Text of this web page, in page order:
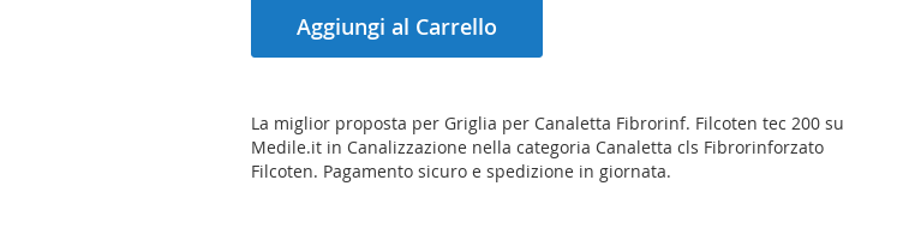
Aggiungi al Carrello
La miglior proposta per Griglia per Canaletta Fibrorinf. Filcoten tec 200 su
Medile.it in Canalizzazione nella categoria Canaletta cls Fibrorinforzato
Filcoten. Pagamento sicuro e spedizione in giornata.